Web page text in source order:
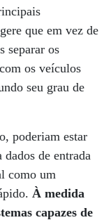
que em vez de
separar os
os veículos
seu grau de
poderiam estar
de entrada
como um
À medida
capazes de